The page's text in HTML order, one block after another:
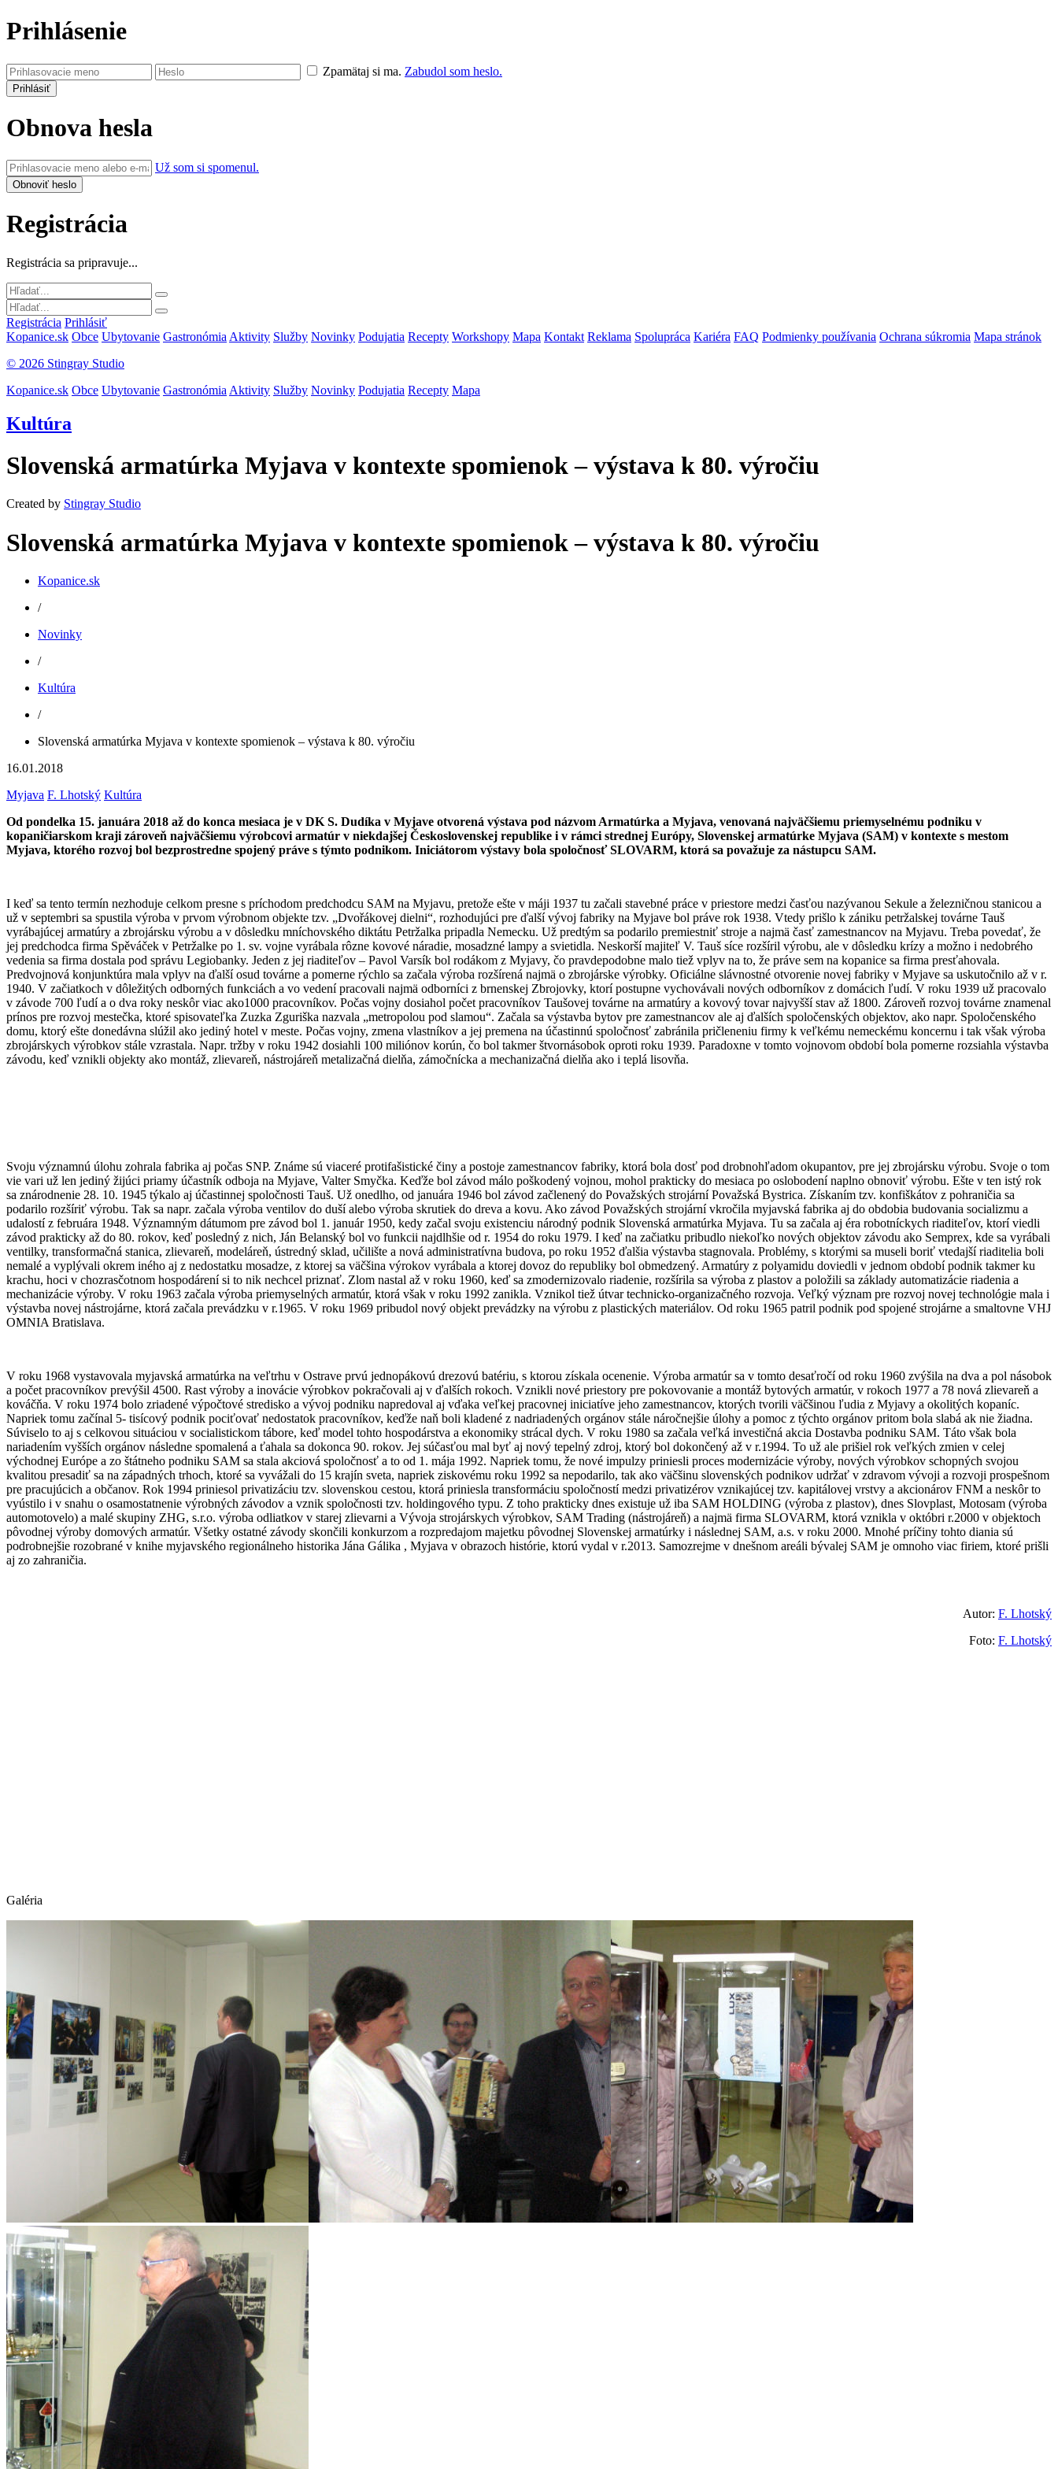
Prihlásenie
Zpamätaj si ma. Zabudol som heslo.
Obnova hesla
Už som si spomenul.
Registrácia
Registrácia sa pripravuje...
Registrácia Prihlásiť
Kopanice.sk Obce Ubytovanie Gastronómia Aktivity Služby Novinky Podujatia Recepty Workshopy Mapa Kontakt Reklama Spolupráca Kariéra FAQ Podmienky používania Ochrana súkromia Mapa stránok
© 2026 Stingray Studio
Kopanice.sk Obce Ubytovanie Gastronómia Aktivity Služby Novinky Podujatia Recepty Mapa
Kultúra
Slovenská armatúrka Myjava v kontexte spomienok – výstava k 80. výročiu
Created by Stingray Studio
Slovenská armatúrka Myjava v kontexte spomienok – výstava k 80. výročiu
Kopanice.sk
/
Novinky
/
Kultúra
/
Slovenská armatúrka Myjava v kontexte spomienok – výstava k 80. výročiu
16.01.2018
Myjava F. Lhotský Kultúra
Od pondelka 15. januára 2018 až do konca mesiaca je v DK S. Dudíka v Myjave otvorená výstava pod názvom Armatúrka a Myjava, venovaná najväčšiemu priemyselnému podniku v
kopaničiarskom kraji zároveň najväčšiemu výrobcovi armatúr v niekdajšej Československej republike i v rámci strednej Európy, Slovenskej armatúrke Myjava (SAM) v kontexte s mestom
Myjava, ktorého rozvoj bol bezprostredne spojený práve s týmto podnikom. Iniciátorom výstavy bola spoločnosť SLOVARM, ktorá sa považuje za nástupcu SAM.
I keď sa tento termín nezhoduje celkom presne s príchodom predchodcu SAM na Myjavu, pretože ešte v máji 1937 tu začali stavebné práce v priestore medzi časťou nazývanou Sekule a železničnou stanicou a
už v septembri sa spustila výroba v prvom výrobnom objekte tzv. „Dvořákovej dielni“, rozhodujúci pre ďalší vývoj fabriky na Myjave bol práve rok 1938. Vtedy prišlo k zániku petržalskej továrne Tauš
vyrábajúcej armatúry a zbrojársku výrobu a v dôsledku mníchovského diktátu Petržalka pripadla Nemecku. Už predtým sa podarilo premiestniť stroje a najmä časť zamestnancov na Myjavu. Treba povedať, že
jej predchodca firma Spěváček v Petržalke po 1. sv. vojne vyrábala rôzne kovové náradie, mosadzné lampy a svietidla. Neskorší majiteľ V. Tauš síce rozšíril výrobu, ale v dôsledku krízy a možno i nedobrého
vedenia sa firma dostala pod správu Legiobanky. Jeden z jej riaditeľov – Pavol Varsík bol rodákom z Myjavy, čo pravdepodobne malo tiež vplyv na to, že práve sem na kopanice sa firma presťahovala.
Predvojnová konjunktúra mala vplyv na ďalší osud továrne a pomerne rýchlo sa začala výroba rozšírená najmä o zbrojárske výrobky. Oficiálne slávnostné otvorenie novej fabriky v Myjave sa uskutočnilo až v r.
1940. V začiatkoch v dôležitých odborných funkciách a vo vedení pracovali najmä odborníci z brnenskej Zbrojovky, ktorí postupne vychovávali nových odborníkov z domácich ľudí. V roku 1939 už pracovalo
v závode 700 ľudí a o dva roky neskôr viac ako1000 pracovníkov. Počas vojny dosiahol počet pracovníkov Taušovej továrne na armatúry a kovový tovar najvyšší stav až 1800. Zároveň rozvoj továrne znamenal
prínos pre rozvoj mestečka, ktoré spisovateľka Zuzka Zguriška nazvala „metropolou pod slamou“. Začala sa výstavba bytov pre zamestnancov ale aj ďalších spoločenských objektov, ako napr. Spoločenského
domu, ktorý ešte donedávna slúžil ako jediný hotel v meste. Počas vojny, zmena vlastníkov a jej premena na účastinnú spoločnosť zabránila pričleneniu firmy k veľkému nemeckému koncernu i tak však výroba
zbrojárskych výrobkov stále vzrastala. Napr. tržby v roku 1942 dosiahli 100 miliónov korún, čo bol takmer štvornásobok oproti roku 1939. Paradoxne v tomto vojnovom období bola pomerne rozsiahla výstavba
závodu, keď vznikli objekty ako montáž, zlievareň, nástrojáreň metalizačná dielňa, zámočnícka a mechanizačná dielňa ako i teplá lisovňa.
Svoju významnú úlohu zohrala fabrika aj počas SNP. Známe sú viaceré protifašistické činy a postoje zamestnancov fabriky, ktorá bola dosť pod drobnohľadom okupantov, pre jej zbrojársku výrobu. Svoje o tom
vie vari už len jediný žijúci priamy účastník odboja na Myjave, Valter Smyčka. Keďže bol závod málo poškodený vojnou, mohol prakticky do mesiaca po oslobodení naplno obnoviť výrobu. Ešte v ten istý rok
sa znárodnenie 28. 10. 1945 týkalo aj účastinnej spoločnosti Tauš. Už onedlho, od januára 1946 bol závod začlenený do Považských strojární Považská Bystrica. Získaním tzv. konfiškátov z pohraničia sa
podarilo rozšíriť výrobu. Tak sa napr. začala výroba ventilov do duší alebo výroba skrutiek do dreva a kovu. Ako závod Považských strojární vkročila myjavská fabrika aj do obdobia budovania socializmu a
udalostí z februára 1948. Významným dátumom pre závod bol 1. január 1950, kedy začal svoju existenciu národný podnik Slovenská armatúrka Myjava. Tu sa začala aj éra robotníckych riaditeľov, ktorí viedli
závod prakticky až do 80. rokov, keď posledný z nich, Ján Belanský bol vo funkcii najdlhšie od r. 1954 do roku 1979. I keď na začiatku pribudlo niekoľko nových objektov závodu ako Semprex, kde sa vyrábali
ventilky, transformačná stanica, zlievareň, modeláreň, ústredný sklad, učilište a nová administratívna budova, po roku 1952 ďalšia výstavba stagnovala. Problémy, s ktorými sa museli boriť vtedajší riaditelia boli
nemalé a vyplývali okrem iného aj z nedostatku mosadze, z ktorej sa väčšina výrokov vyrábala a ktorej dovoz do republiky bol obmedzený. Armatúry z polyamidu doviedli v jednom období podnik takmer ku
krachu, hoci v chozrasčotnom hospodárení si to nik nechcel priznať. Zlom nastal až v roku 1960, keď sa zmodernizovalo riadenie, rozšírila sa výroba z plastov a položili sa základy automatizácie riadenia a
mechanizácie výroby. V roku 1963 začala výroba priemyselných armatúr, ktorá však v roku 1992 zanikla. Vznikol tiež útvar technicko-organizačného rozvoja. Veľký význam pre rozvoj novej technológie mala i
výstavba novej nástrojárne, ktorá začala prevádzku v r.1965. V roku 1969 pribudol nový objekt prevádzky na výrobu z plastických materiálov. Od roku 1965 patril podnik pod spojené strojárne a smaltovne VHJ
OMNIA Bratislava.
V roku 1968 vystavovala myjavská armatúrka na veľtrhu v Ostrave prvú jednopákovú drezovú batériu, s ktorou získala ocenenie. Výroba armatúr sa v tomto desaťročí od roku 1960 zvýšila na dva a pol násobok
a počet pracovníkov prevýšil 4500. Rast výroby a inovácie výrobkov pokračovali aj v ďalších rokoch. Vznikli nové priestory pre pokovovanie a montáž bytových armatúr, v rokoch 1977 a 78 nová zlievareň a
kováčňa. V roku 1974 bolo zriadené výpočtové stredisko a vývoj podniku napredoval aj vďaka veľkej pracovnej iniciatíve jeho zamestnancov, ktorých tvorili väčšinou ľudia z Myjavy a okolitých kopaníc.
Napriek tomu začínal 5- tisícový podnik pociťovať nedostatok pracovníkov, keďže naň boli kladené z nadriadených orgánov stále náročnejšie úlohy a pomoc z týchto orgánov pritom bola slabá ak nie žiadna.
Súviselo to aj s celkovou situáciou v socialistickom tábore, keď model tohto hospodárstva a ekonomiky strácal dych. V roku 1980 sa začala veľká investičná akcia Dostavba podniku SAM. Táto však bola
nariadením vyšších orgánov následne spomalená a ťahala sa dokonca 90. rokov. Jej súčasťou mal byť aj nový tepelný zdroj, ktorý bol dokončený až v r.1994. To už ale prišiel rok veľkých zmien v celej
východnej Európe a zo štátneho podniku SAM sa stala akciová spoločnosť a to od 1. mája 1992. Napriek tomu, že nové impulzy priniesli proces modernizácie výroby, nových výrobkov schopných svojou
kvalitou presadiť sa na západných trhoch, ktoré sa vyvážali do 15 krajín sveta, napriek ziskovému roku 1992 sa nepodarilo, tak ako väčšinu slovenských podnikov udržať v zdravom vývoji a rozvoji prospešnom
pre pracujúcich a občanov. Rok 1994 priniesol privatizáciu tzv. slovenskou cestou, ktorá priniesla transformáciu spoločností medzi privatizérov vznikajúcej tzv. kapitálovej vrstvy a akcionárov FNM a neskôr to
vyústilo i v snahu o osamostatnenie výrobných závodov a vznik spoločnosti tzv. holdingového typu. Z toho prakticky dnes existuje už iba SAM HOLDING (výroba z plastov), dnes Slovplast, Motosam (výroba
automotovelo) a malé skupiny ZHG, s.r.o. výroba odliatkov v starej zlievarni a Vývoja strojárskych výrobkov, SAM Trading (nástrojáreň) a najmä firma SLOVARM, ktorá vznikla v októbri r.2000 v objektoch
pôvodnej výroby domových armatúr. Všetky ostatné závody skončili konkurzom a rozpredajom majetku pôvodnej Slovenskej armatúrky i následnej SAM, a.s. v roku 2000. Mnohé príčiny tohto diania sú
podrobnejšie rozobrané v knihe myjavského regionálneho historika Jána Gálika , Myjava v obrazoch histórie, ktorú vydal v r.2013. Samozrejme v dnešnom areáli bývalej SAM je omnoho viac firiem, ktoré prišli
aj zo zahraničia.
Autor: F. Lhotský
Foto: F. Lhotský
Galéria